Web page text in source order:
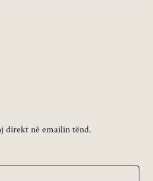
në emailin tënd.